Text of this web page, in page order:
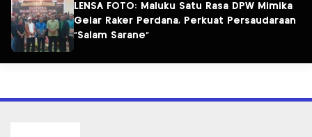
LENSA FOTO: Maluku Satu Rasa DPW Mimika
Gelar Raker Perdana, Perkuat Persaudaraan
“Salam Sarane”